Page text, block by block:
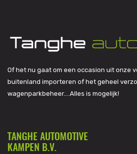
Of het nu gaat om een occasion uit onze
buitenland importeren of het geheel
wagenparkbeheer….Alles is mogelijk!
TANGHE AUTOMOTIVE
KAMPEN B.V.